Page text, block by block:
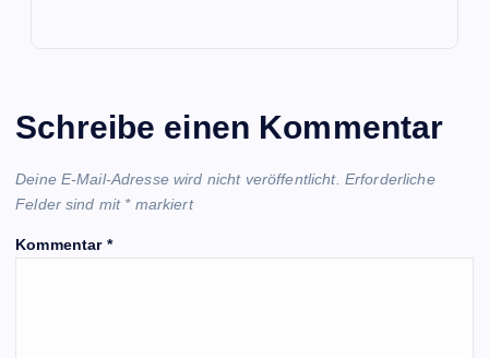
Schreibe einen Kommentar
Deine E-Mail-Adresse wird nicht veröffentlicht. Erforderliche
Felder sind mit *markiert
Kommentar *